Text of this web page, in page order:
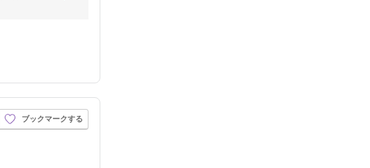
ブックマークする